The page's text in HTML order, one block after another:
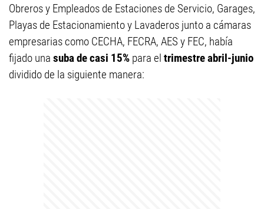
Obreros y Empleados de Estaciones de Servicio, Garages,
Playas de Estacionamiento y Lavaderos junto a cámaras
empresarias como CECHA, FECRA, AES y FEC, había
fijado una suba de casi 15% para el trimestre abril-junio
dividido de la siguiente manera: